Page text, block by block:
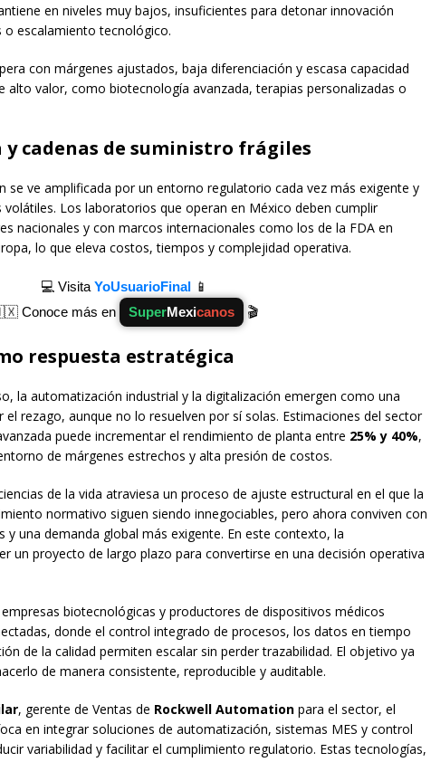
en niveles muy bajos, insuficientes para detonar innovación
escalamiento tecnológico.
con márgenes ajustados, baja diferenciación y escasa capacidad
alto valor, como biotecnología avanzada, terapias personalizadas o
cadenas de suministro frágiles
se ve amplificada por un entorno regulatorio cada vez más exigente y
Los laboratorios que operan en México deben cumplir
nacionales y con marcos internacionales como los de la FDA en
lo que eleva costos, tiempos y complejidad operativa.
💻 Visita YoUsuarioFinal 📱
Conoce más en
SuperMexicanos 🎬
respuesta estratégica
la automatización industrial y la digitalización emergen como una
rezago, aunque no lo resuelven por sí solas. Estimaciones del sector
puede incrementar el rendimiento de planta entre 25% y 40%,
de márgenes estrechos y alta presión de costos.
de la vida atraviesa un proceso de ajuste estructural en el que la
normativo siguen siendo innegociables, pero ahora conviven con
y una demanda global más exigente. En este contexto, la
un proyecto de largo plazo para convertirse en una decisión operativa
biotecnológicas y productores de dispositivos médicos
donde el control integrado de procesos, los datos en tiempo
de la calidad permiten escalar sin perder trazabilidad. El objetivo ya
de manera consistente, reproducible y auditable.
, gerente de Ventas de Rockwell Automation para el sector, el
en integrar soluciones de automatización, sistemas MES y control
variabilidad y facilitar el cumplimiento regulatorio. Estas tecnologías,